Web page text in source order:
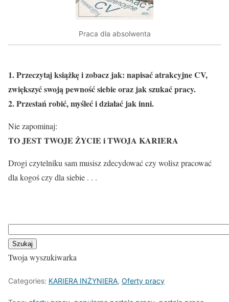
Praca dla absolwenta
1. Przeczytaj książkę i zobacz jak: napisać atrakcyjne CV,
zwiększyć swoją pewność siebie oraz jak szukać pracy.
2. Przestań robić, myśleć i działać jak inni.
Nie zapominaj:
TO JEST TWOJE ŻYCIE i TWOJA KARIERA
Drogi czytelniku sam musisz zdecydować czy wolisz pracować
dla kogoś czy dla siebie . . .
Twoja wyszukiwarka
Categories: KARIERA INŻYNIERA, Oferty pracy